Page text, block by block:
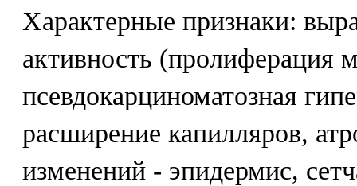
Характерные признаки:
активность (пролиферация
псевдокарциноматозная
расширение капилляров,
изменений - эпидермис,